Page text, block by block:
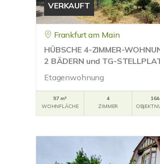
VERKAUFT
Frankfurt am Main
HÜBSCHE 4-ZIMMER-
2 BÄDERN und TG-
Etagenwohnung
97 m²
WOHNFLÄCHE
4
ZIMMER